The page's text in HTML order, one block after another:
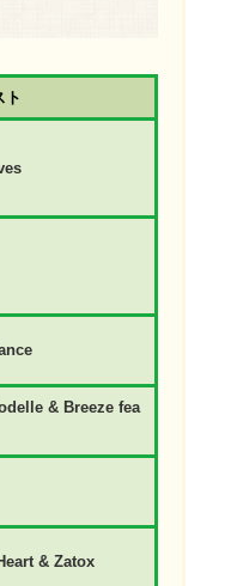
ト
& Breeze fea
& Zatox